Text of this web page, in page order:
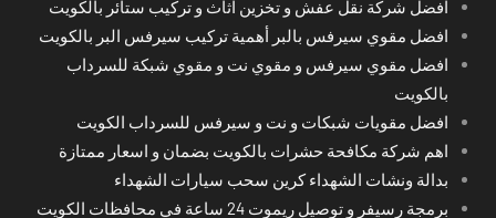
افضل شركة نقل عفش و تخزين اثاث و تركيب ستائر بالكويت
افضل مقوي سيرفس بالبر أهمية تركيب سيرفس البر بالكويت
افضل مقوي سيرفس و مقوي نت و مقوي شبكة للسرداب
بالكويت
افضل مقويات شبكات و نت و سيرفس للسرداب الكويت
اهم شركة مكافحة حشرات بالكويت بضمان و اسعار ممتازة
بدالة ونشات الشهداء كرين سحب سيارات الشهداء
برمجة رسيفر و توصيل ريموت 24 ساعة في محافظات الكويت